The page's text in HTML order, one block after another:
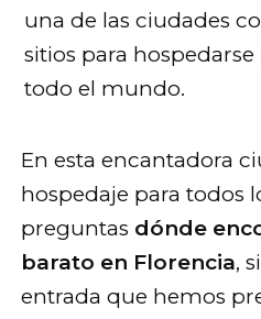
una de las ciudades
sitios para
todo el mundo.
En esta encantadora
hospedaje para todos
preguntas dónde
barato en Florencia,
entrada que hemos